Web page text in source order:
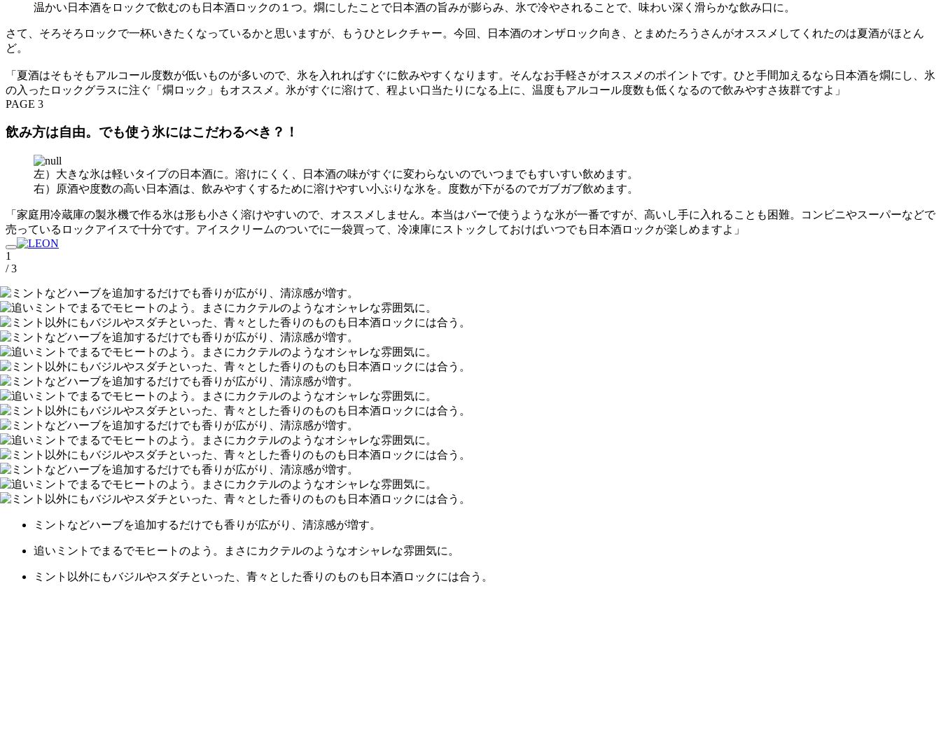
温かい日本酒をロックで飲むのも日本酒ロックの１つ。燗にしたことで日本酒の旨みが膨らみ、氷で冷やされることで、味わい深く滑らかな飲み口に。
さて、そろそろロックで一杯いきたくなっているかと思いますが、もうひとレクチャー。今回、日本酒のオンザロック向き、とまめたろうさんがオススメしてくれたのは夏酒がほとん
ど。
「夏酒はそもそもアルコール度数が低いものが多いので、氷を入れればすぐに飲みやすくなります。そんなお手軽さがオススメのポイントです。ひと手間加えるなら日本酒を燗にし、氷
の入ったロックグラスに注ぐ「燗ロック」もオススメ。氷がすぐに溶けて、程よい口当たりになる上に、温度もアルコール度数も低くなるので飲みやすさ抜群ですよ」
PAGE 3
飲み方は自由。でも使う氷にはこだわるべき？！
左）大きな氷は軽いタイプの日本酒に。溶けにくく、日本酒の味がすぐに変わらないのでいつまでもすいすい飲めます。
右）原酒や度数の高い日本酒は、飲みやすくするために溶けやすい小ぶりな氷を。度数が下がるのでガブガブ飲めます。
「家庭用冷蔵庫の製氷機で作る氷は形も小さく溶けやすいので、オススメしません。本当はバーで使うような氷が一番ですが、高いし手に入れることも困難。コンビニやスーパーなどで
売っているロックアイスで十分です。アイスクリームのついでに一袋買って、冷凍庫にストックしておけばいつでも日本酒ロックが楽しめますよ」
1
/ 3
ミントなどハーブを追加するだけでも香りが広がり、清涼感が増す。
追いミントでまるでモヒートのよう。まさにカクテルのようなオシャレな雰囲気に。
ミント以外にもバジルやスダチといった、青々とした香りのものも日本酒ロックには合う。